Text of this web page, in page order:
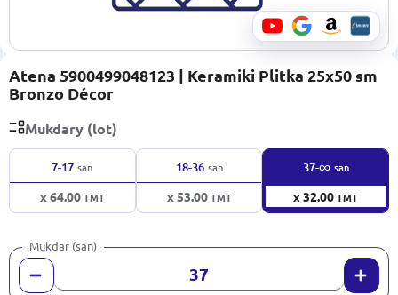
Atena 5900499048123 | Keramiki Plitka 25x50 sm
Bronzo Décor
Mukdary (lot)
7-17 san
x 64.00TMT
18-36 san
x 53.00TMT
37-∞ san
x 32.00TMT
Mukdar (san)